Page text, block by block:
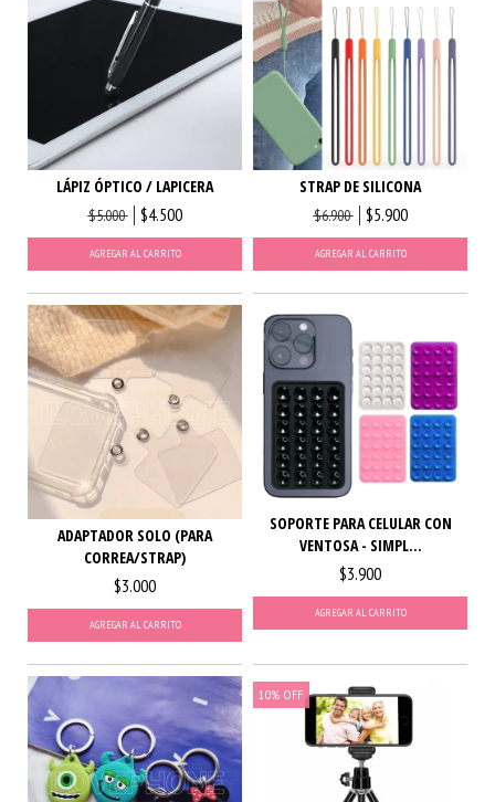
LÁPIZ ÓPTICO / LAPICERA
$5.000 $4.500
AGREGAR AL CARRITO
STRAP DE SILICONA
$6.900 $5.900
AGREGAR AL CARRITO
ADAPTADOR SOLO (PARA
CORREA/STRAP)
$3.000
AGREGAR AL CARRITO
SOPORTE PARA CELULAR CON
VENTOSA - SIMPL...
$3.900
AGREGAR AL CARRITO
10% OFF